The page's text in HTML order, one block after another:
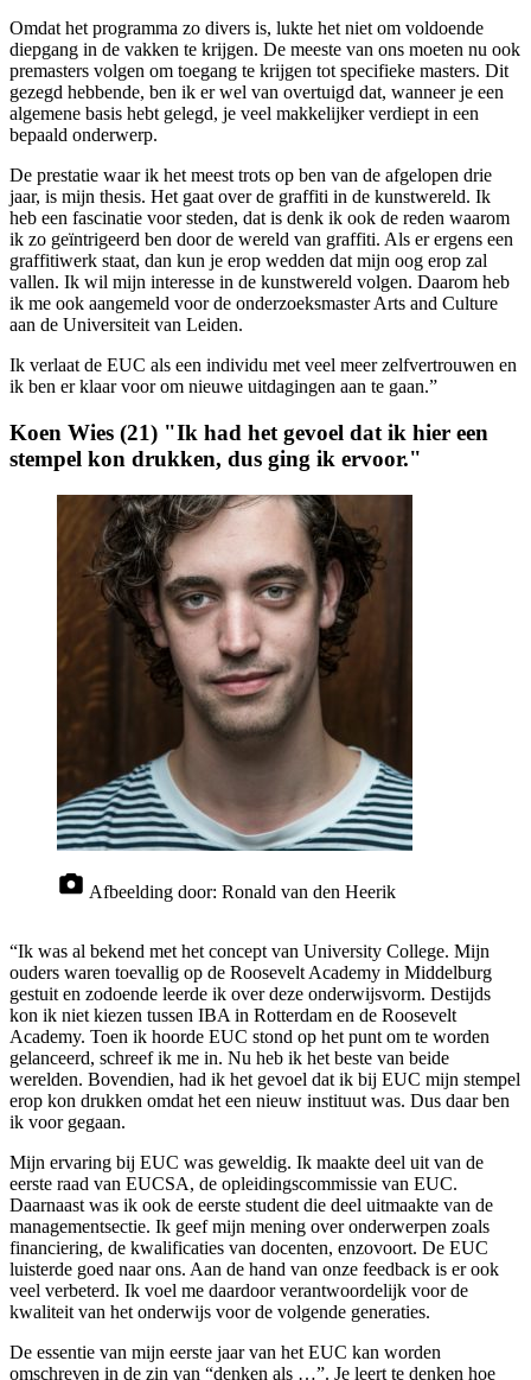
Omdat het programma zo divers is, lukte het niet om voldoende
diepgang in de vakken te krijgen. De meeste van ons moeten nu ook
premasters volgen om toegang te krijgen tot specifieke masters. Dit
gezegd hebbende, ben ik er wel van overtuigd dat, wanneer je een
algemene basis hebt gelegd, je veel makkelijker verdiept in een
bepaald onderwerp.
De prestatie waar ik het meest trots op ben van de afgelopen drie
jaar, is mijn thesis. Het gaat over de graffiti in de kunstwereld. Ik
heb een fascinatie voor steden, dat is denk ik ook de reden waarom
ik zo geïntrigeerd ben door de wereld van graffiti. Als er ergens een
graffitiwerk staat, dan kun je erop wedden dat mijn oog erop zal
vallen. Ik wil mijn interesse in de kunstwereld volgen. Daarom heb
ik me ook aangemeld voor de onderzoeksmaster Arts and Culture
aan de Universiteit van Leiden.
Ik verlaat de EUC als een individu met veel meer zelfvertrouwen en
ik ben er klaar voor om nieuwe uitdagingen aan te gaan.”
Koen Wies (21) "Ik had het gevoel dat ik hier een
stempel kon drukken, dus ging ik ervoor."
Afbeelding door: Ronald van den Heerik
“Ik was al bekend met het concept van University College. Mijn
ouders waren toevallig op de Roosevelt Academy in Middelburg
gestuit en zodoende leerde ik over deze onderwijsvorm. Destijds
kon ik niet kiezen tussen IBA in Rotterdam en de Roosevelt
Academy. Toen ik hoorde EUC stond op het punt om te worden
gelanceerd, schreef ik me in. Nu heb ik het beste van beide
werelden. Bovendien, had ik het gevoel dat ik bij EUC mijn stempel
erop kon drukken omdat het een nieuw instituut was. Dus daar ben
ik voor gegaan.
Mijn ervaring bij EUC was geweldig. Ik maakte deel uit van de
eerste raad van EUCSA, de opleidingscommissie van EUC.
Daarnaast was ik ook de eerste student die deel uitmaakte van de
managementsectie. Ik geef mijn mening over onderwerpen zoals
financiering, de kwalificaties van docenten, enzovoort. De EUC
luisterde goed naar ons. Aan de hand van onze feedback is er ook
veel verbeterd. Ik voel me daardoor verantwoordelijk voor de
kwaliteit van het onderwijs voor de volgende generaties.
De essentie van mijn eerste jaar van het EUC kan worden
omschreven in de zin van “denken als …”. Je leert te denken hoe